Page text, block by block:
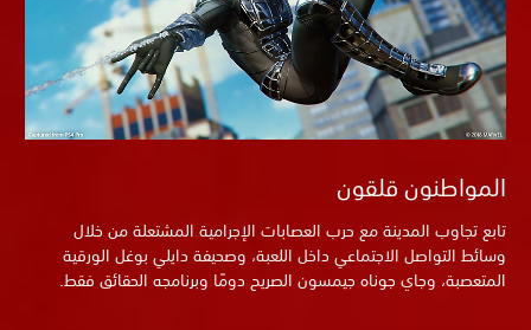
المواطنون قلقون
تابع تجاوب المدينة مع حرب العصابات الإجرامية المشتعلة من خلال
وسائط التواصل الاجتماعي داخل اللعبة، وصحيفة دايلي بوغل الورقية
المتعصبة، وجاي جوناه جيمسون الصريح دومًا وبرنامجه الحقائق فقط.